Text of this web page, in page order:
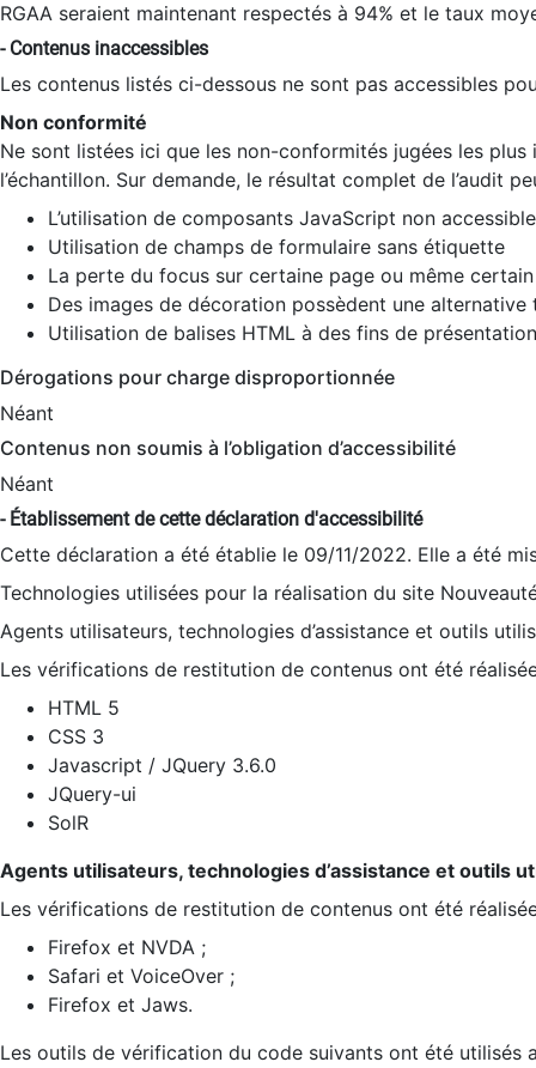
RGAA seraient maintenant respectés à 94% et le taux
- Contenus inaccessibles
Les contenus listés ci-dessous ne sont pas accessibles
Non conformité
Ne sont listées ici que les non-conformités jugées les
l’échantillon. Sur demande, le résultat complet de l’audit
L’utilisation de composants JavaScript non
Utilisation de champs de formulaire sans étiquette
La perte du focus sur certaine page ou même
Des images de décoration possèdent une alternative
Utilisation de balises HTML à des fins de
Dérogations pour charge disproportionnée
Néant
Contenus non soumis à l’obligation d’accessibilité
Néant
- Établissement de cette déclaration d'accessibilité
Cette déclaration a été établie le 09/11/2022. Elle a été
Technologies utilisées pour la réalisation du site
Agents utilisateurs, technologies d’assistance et outils
Les vérifications de restitution de contenus ont été
HTML 5
CSS 3
Javascript / JQuery 3.6.0
JQuery-ui
SolR
Agents utilisateurs, technologies d’assistance et outils
Les vérifications de restitution de contenus ont été
Firefox et NVDA ;
Safari et VoiceOver ;
Firefox et Jaws.
Les outils de vérification du code suivants ont été utilisés